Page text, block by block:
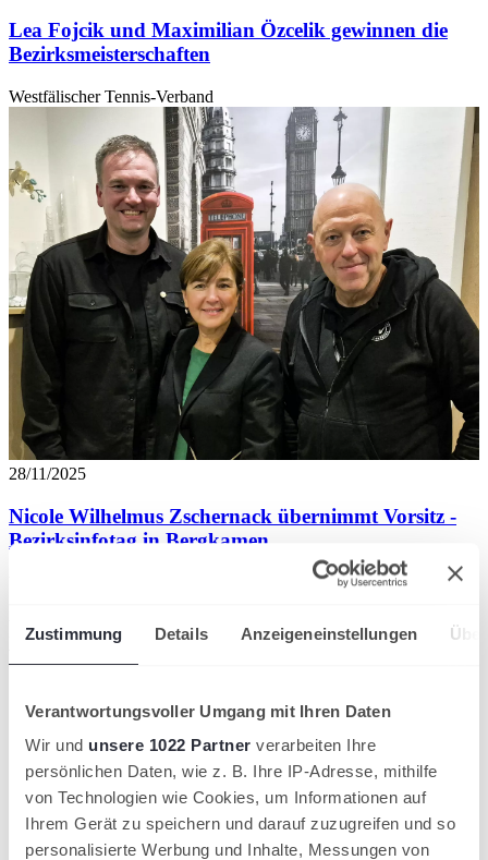
Zustimmung Details Anzeigeneinstellungen
Verantwortungsvoller Umgang mit Ihren Daten
Wir und unsere 1022 Partner verarbeiten Ihre
persönlichen Daten, wie z. B. Ihre IP-Adresse, mithilfe
von Technologien wie Cookies, um Informationen auf
Ihrem Gerät zu speichern und darauf zuzugreifen und so
personalisierte Werbung und Inhalte, Messungen von
Lea Fojcik und Maximilian Özcelik gewinnen die
Bezirksmeisterschaften
Westfälischer Tennis-Verband
28/11/2025
Nicole Wilhelmus Zschernack übernimmt Vorsitz -
Bezirksinfotag in Bergkamen
Partner des Westfälischen Tennis-
Verbandes